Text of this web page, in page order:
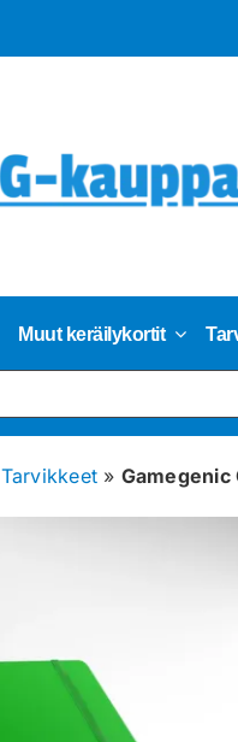
Muut keräilykortit
Tarvikkeet »